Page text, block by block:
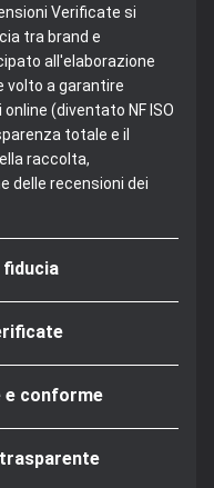
Verificate si
tra brand e
all'elaborazione
volto a garantire
(diventato NF ISO
totale e il
raccolta,
delle recensioni dei
e conforme